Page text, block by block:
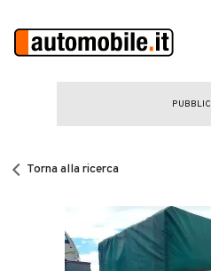
CERCA
Auto Nuove
Noleggio a lungo termine
Torna alla ricerca